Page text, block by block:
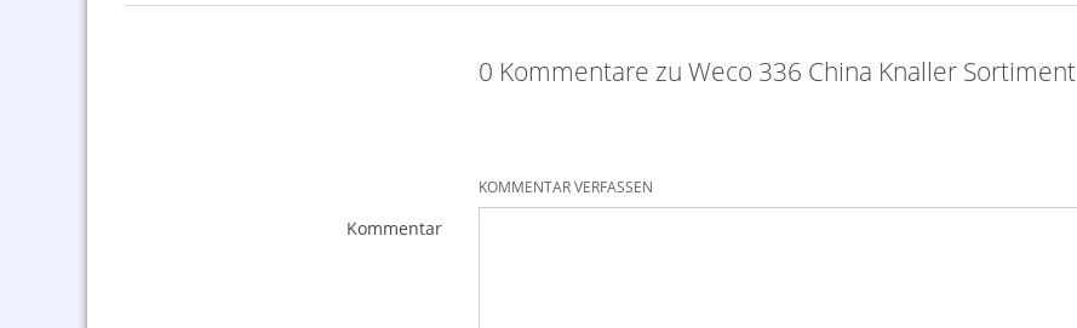
0 Kommentare zu Weco 336 China Knaller Sortiment
KOMMENTAR VERFASSEN
Kommentar